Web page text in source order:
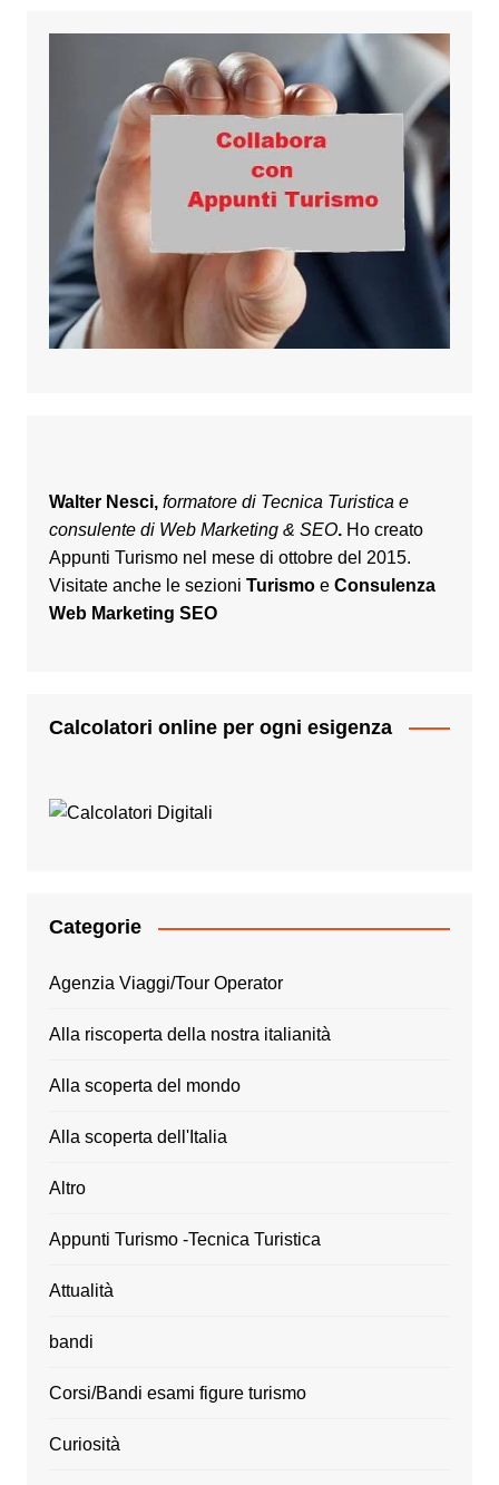
Walter Nesci, formatore di Tecnica Turistica e
consulente di Web Marketing & SEO. Ho creato
Appunti Turismo nel mese di ottobre del 2015.
Visitate anche le sezioni Turismo e Consulenza
Web Marketing SEO
Calcolatori online per ogni esigenza
Categorie
Agenzia Viaggi/Tour Operator
Alla riscoperta della nostra italianità
Alla scoperta del mondo
Alla scoperta dell'Italia
Altro
Appunti Turismo -Tecnica Turistica
Attualità
bandi
Corsi/Bandi esami figure turismo
Curiosità